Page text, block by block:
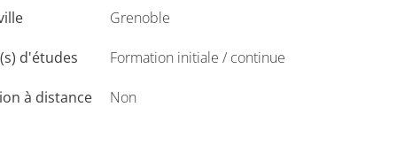
liées.
et de façon construite à l’écrit comme à
Grenoble
d'études Formation initiale / continue
à distance Non